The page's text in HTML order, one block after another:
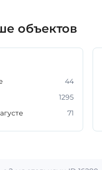
объектов
44
1295
71